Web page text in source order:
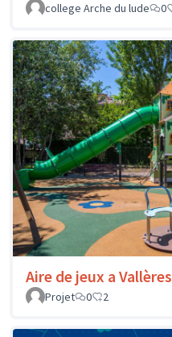
college Arche du lude
0
Aire de jeux a Vallères
Projet
0 2